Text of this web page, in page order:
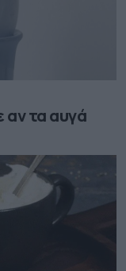
αν τα αυγά